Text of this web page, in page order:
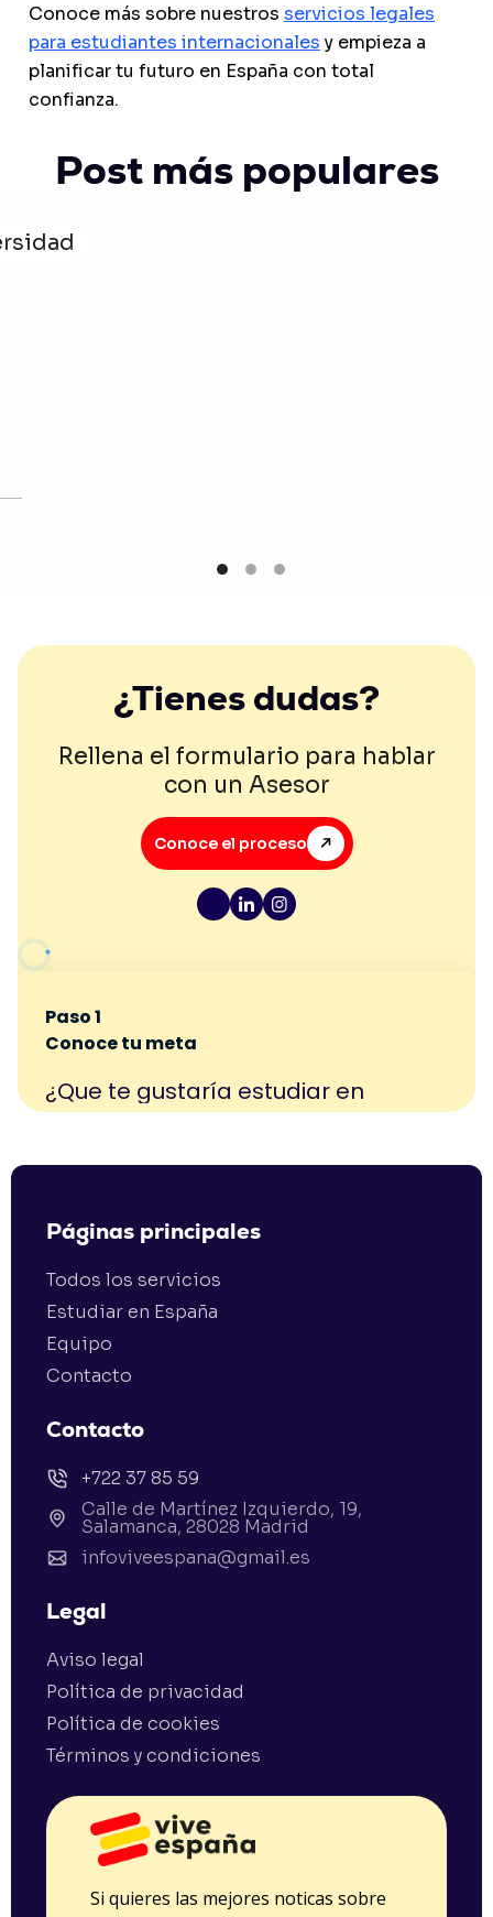
Conoce más sobre nuestros servicios legales
para estudiantes internacionales y empieza a
planificar tu futuro en España con total
confianza.
Post más populares
¿Tienes dudas?
Rellena el formulario para hablar
con un Asesor
Conoce el proceso
Páginas principales
Todos los servicios
Estudiar en España
Equipo
Contacto
Contacto
+722 37 85 59
Calle de Martínez Izquierdo, 19,
Salamanca, 28028 Madrid
infoviveespana@gmail.es
Legal
Aviso legal
Política de privacidad
Política de cookies
Términos y condiciones